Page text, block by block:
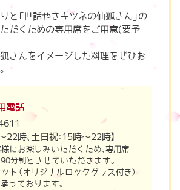
と「世話やきキツネの仙狐さん」の
だくための専用席をご用意(要予
さんをイメージした料理をぜひお
電話
22時、土日祝：15時～22時】
にお楽しみいただくため、専用席
分制とさせていただきます。
ト（オリジナルロックグラス付き）
っております。